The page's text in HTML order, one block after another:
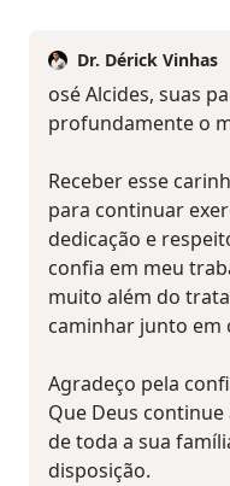
Dr. Dérick Vinhas
osé Alcides, suas
profundamente o
Receber esse
para continuar
dedicação e
confia em meu
muito além do
caminhar junto em
Agradeço pela
Que Deus continue
de toda a sua
disposição.